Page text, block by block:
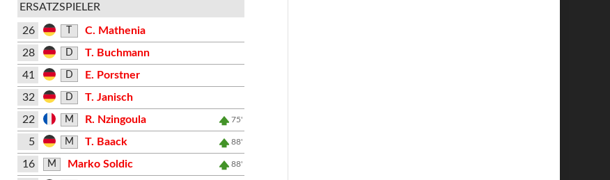
ERSATZSPIELER
26
C. Mathenia
28
D
T. Buchmann
41
D
E. Porstner
32
D
T. Janisch
22
M R. Nzingoula 75'
5 M T. Baack 88'
16 M Marko Soldic 88'